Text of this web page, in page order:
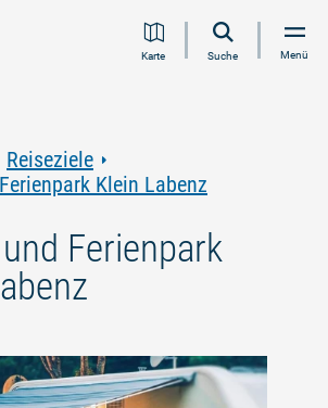
Inhalt
Navigation
Volltextsuche
FooterKarte Suche Menü
Reiseziele
Klein Labenz
Ferienpark